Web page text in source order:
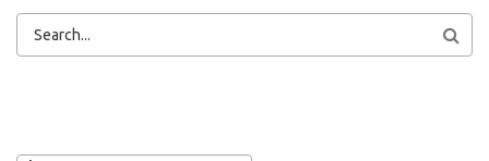
ФОРМА